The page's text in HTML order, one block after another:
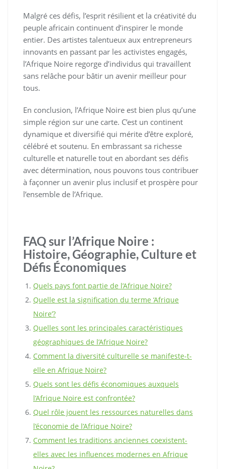
Malgré ces défis, l’esprit résilient et la créativité du
peuple africain continuent d’inspirer le monde
entier. Des artistes talentueux aux entrepreneurs
innovants en passant par les activistes engagés,
l’Afrique Noire regorge d’individus qui travaillent
sans relâche pour bâtir un avenir meilleur pour
tous.
En conclusion, l’Afrique Noire est bien plus qu’une
simple région sur une carte. C’est un continent
dynamique et diversifié qui mérite d’être exploré,
célébré et soutenu. En embrassant sa richesse
culturelle et naturelle tout en abordant ses défis
avec détermination, nous pouvons tous contribuer
à façonner un avenir plus inclusif et prospère pour
l’ensemble de l’Afrique.
FAQ sur l’Afrique Noire :
Histoire, Géographie, Culture et
Défis Économiques
Quels pays font partie de l’Afrique Noire?
Quelle est la signification du terme ‘Afrique
Noire’?
Quelles sont les principales caractéristiques
géographiques de l’Afrique Noire?
Comment la diversité culturelle se manifeste-t-
elle en Afrique Noire?
Quels sont les défis économiques auxquels
l’Afrique Noire est confrontée?
Quel rôle jouent les ressources naturelles dans
l’économie de l’Afrique Noire?
Comment les traditions anciennes coexistent-
elles avec les influences modernes en Afrique